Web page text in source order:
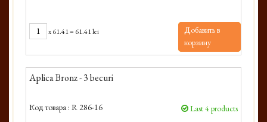
x61.41= 61.41 lei
Добавить в
корзину
Aplica Bronz - 3 becuri
Код товара : R 286-16 Last 4 products